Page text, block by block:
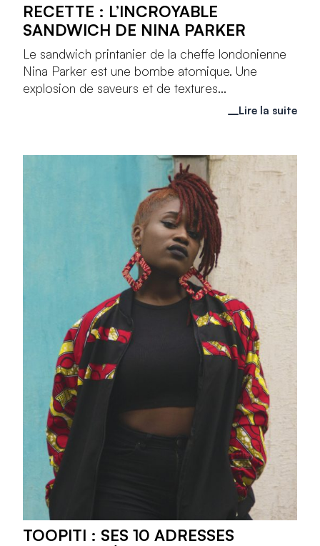
RECETTE : L’INCROYABLE
SANDWICH DE NINA PARKER
Le sandwich printanier de la cheffe londonienne
Nina Parker est une bombe atomique. Une
explosion de saveurs et de textures...
Lire la suite
TOOPITI : SES 10 ADRESSES